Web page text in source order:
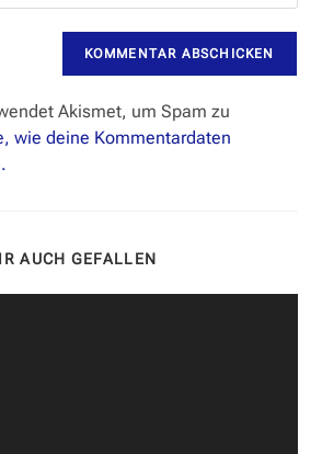
Akismet, um Spam zu
wie deine Kommentardaten
AUCH GEFALLEN